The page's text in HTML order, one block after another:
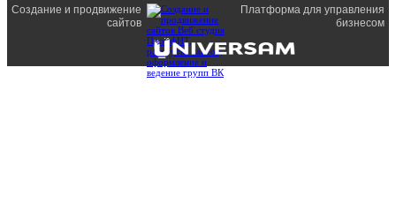
Создание и продвижение
сайтов
Платформа для управления
бизнесом